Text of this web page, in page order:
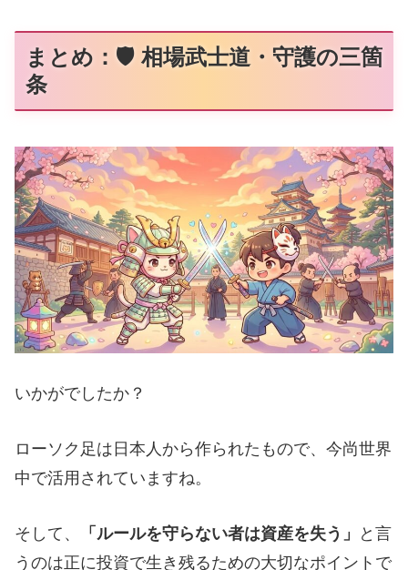
まとめ：🛡️ 相場武士道・守護の三箇
条
いかがでしたか？
ローソク足は日本人から作られたもので、今尚世界
中で活用されていますね。
そして、 「ルールを守らない者は資産を失う」
と言
うのは正に投資で生き残るための大切なポイントで